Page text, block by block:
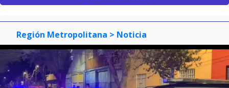
Región Metropolitana > Noticia